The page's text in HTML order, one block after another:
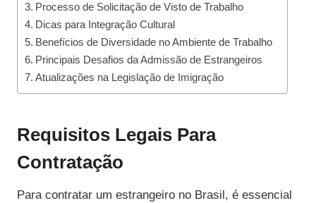
Processo de Solicitação de Visto de Trabalho
Dicas para Integração Cultural
Benefícios de Diversidade no Ambiente de Trabalho
Principais Desafios da Admissão de Estrangeiros
Atualizações na Legislação de Imigração
Requisitos Legais Para
Contratação
Para contratar um estrangeiro no Brasil, é essencial